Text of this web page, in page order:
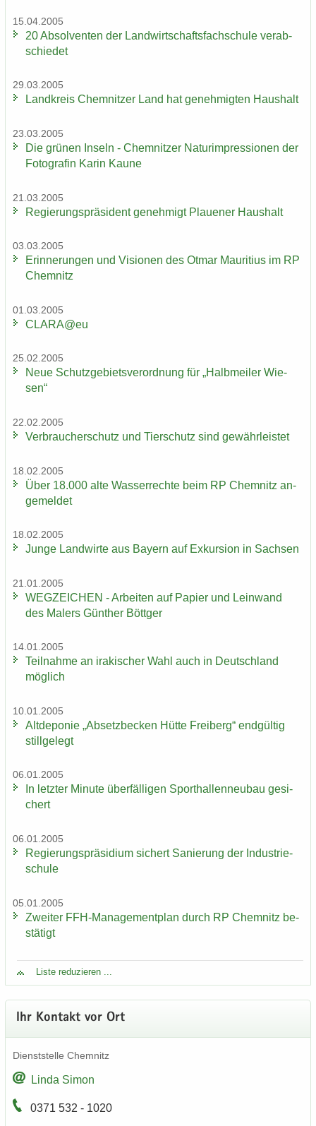
15.04.2005
20 Ab­sol­ven­ten der Land­wirt­schafts­fach­schu­le ver­ab­
schie­det
29.03.2005
Land­kreis Chem­nit­zer Land hat ge­neh­mig­ten Haus­halt
23.03.2005
Die grü­nen In­seln - Chem­nit­zer Na­turim­pres­sio­nen der
Fo­to­gra­fin Karin Kaune
21.03.2005
Re­gie­rungs­prä­si­dent ge­neh­migt Plaue­ner Haus­halt
03.03.2005
Er­in­ne­run­gen und Vi­sio­nen des Otmar Mau­ri­ti­us im RP
Chem­nitz
01.03.2005
CLARA@eu
25.02.2005
Neue Schutz­ge­biets­ver­ord­nung für „Halb­mei­ler Wie­
sen“
22.02.2005
Ver­brau­cher­schutz und Tier­schutz sind ge­währ­leis­tet
18.02.2005
Über 18.000 alte Was­ser­rech­te beim RP Chem­nitz an­
ge­mel­det
18.02.2005
Junge Land­wir­te aus Bay­ern auf Ex­kur­si­on in Sach­sen
21.01.2005
WEG­ZEI­CHEN - Ar­bei­ten auf Pa­pier und Lein­wand
des Ma­lers Gün­ther Bött­ger
14.01.2005
Teil­nah­me an ira­ki­scher Wahl auch in Deutsch­land
mög­lich
10.01.2005
Alt­de­po­nie „Ab­setz­be­cken Hütte Frei­berg“ end­gül­tig
still­ge­legt
06.01.2005
In letz­ter Mi­nu­te über­fäl­li­gen Sport­hal­len­neu­bau ge­si­
chert
06.01.2005
Re­gie­rungs­prä­si­di­um si­chert Sa­nie­rung der In­dus­trie­
schu­le
05.01.2005
Zwei­ter FFH-​Managementplan durch RP Chem­nitz be­
stä­tigt
Liste re­du­zie­ren ...
Ihr Kon­takt vor Ort
Dienst­stel­le Chem­nitz
Linda Simon
0371 532 - 1020